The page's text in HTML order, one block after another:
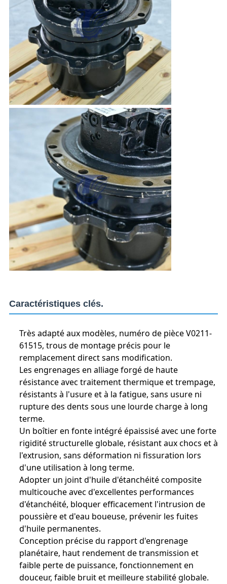
Caractéristiques clés.
Très adapté aux modèles, numéro de pièce V0211-
61515, trous de montage précis pour le
remplacement direct sans modification.
Les engrenages en alliage forgé de haute
résistance avec traitement thermique et trempage,
résistants à l'usure et à la fatigue, sans usure ni
rupture des dents sous une lourde charge à long
terme.
Un boîtier en fonte intégré épaissisé avec une forte
rigidité structurelle globale, résistant aux chocs et à
l'extrusion, sans déformation ni fissuration lors
d'une utilisation à long terme.
Adopter un joint d'huile d'étanchéité composite
multicouche avec d'excellentes performances
d'étanchéité, bloquer efficacement l'intrusion de
poussière et d'eau boueuse, prévenir les fuites
d'huile permanentes.
Conception précise du rapport d'engrenage
planétaire, haut rendement de transmission et
faible perte de puissance, fonctionnement en
douceur, faible bruit et meilleure stabilité globale.